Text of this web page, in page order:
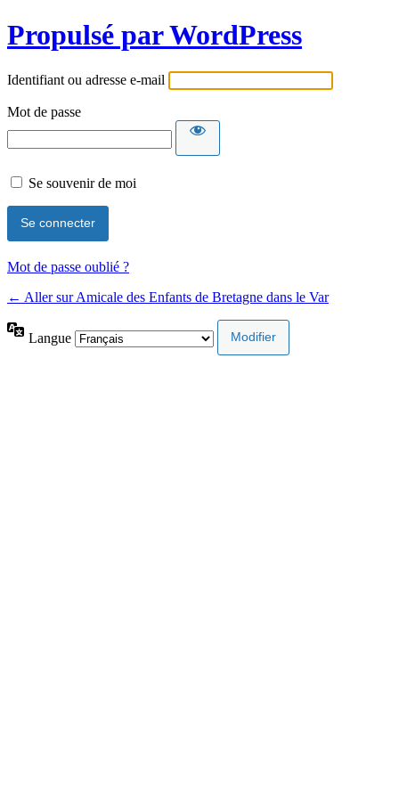
Propulsé par WordPress
Identifiant ou adresse e-mail
Mot de passe
Se souvenir de moi
Mot de passe oublié ?
← Aller sur Amicale des Enfants de Bretagne dans le Var
Langue